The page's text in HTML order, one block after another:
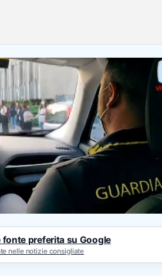
preferita su Google
nelle notizie consigliate